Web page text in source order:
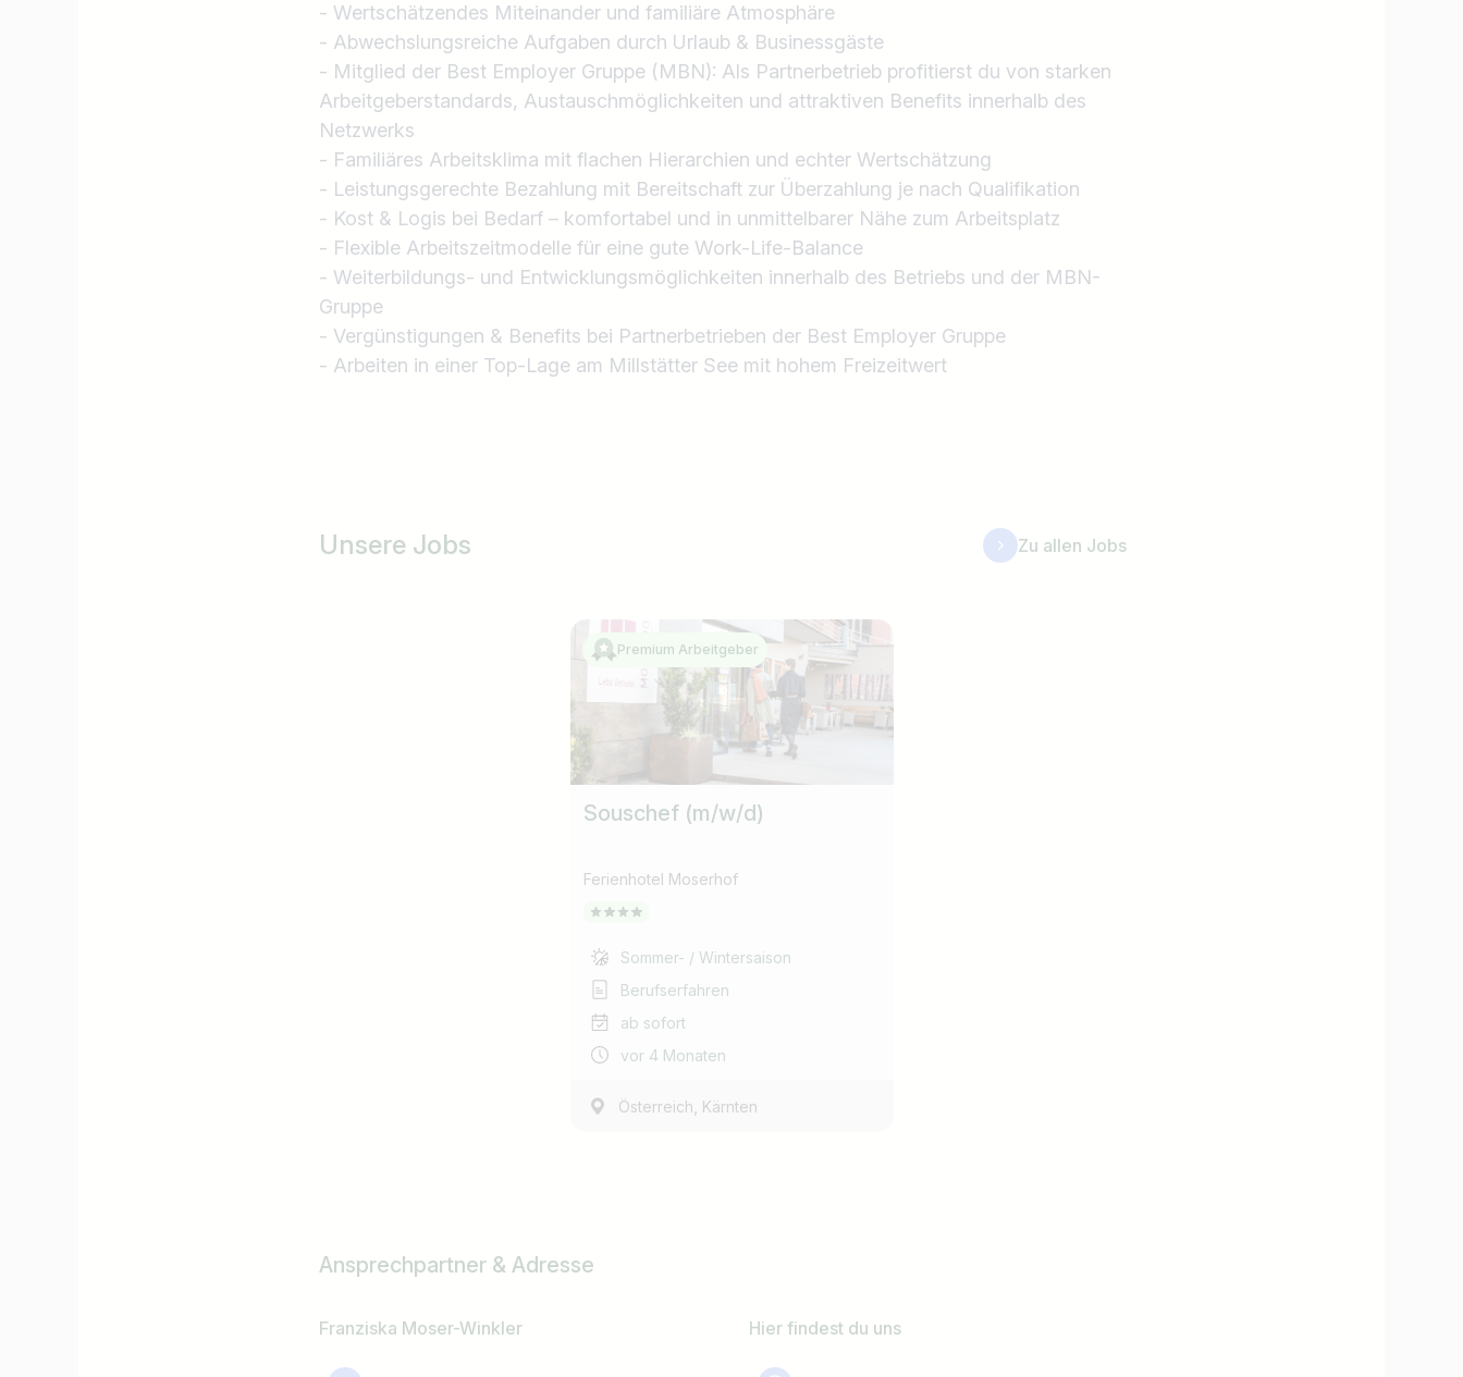
- Wertschätzendes Miteinander und familiäre Atmosphäre
- Abwechslungsreiche Aufgaben durch Urlaub & Businessgäste
- Mitglied der Best Employer Gruppe (MBN): Als Partnerbetrieb profitierst du von starken
Arbeitgeberstandards, Austauschmöglichkeiten und attraktiven Benefits innerhalb des
Netzwerks
- Familiäres Arbeitsklima mit flachen Hierarchien und echter Wertschätzung
- Leistungsgerechte Bezahlung mit Bereitschaft zur Überzahlung je nach Qualifikation
- Kost & Logis bei Bedarf – komfortabel und in unmittelbarer Nähe zum Arbeitsplatz
- Flexible Arbeitszeitmodelle für eine gute Work-Life-Balance
- Weiterbildungs- und Entwicklungsmöglichkeiten innerhalb des Betriebs und der MBN-
Gruppe
- Vergünstigungen & Benefits bei Partnerbetrieben der Best Employer Gruppe
- Arbeiten in einer Top-Lage am Millstätter See mit hohem Freizeitwert
Unsere Jobs Zu allen Jobs
Premium Arbeitgeber
Souschef (m/w/d)
Ferienhotel Moserhof
Sommer- / Wintersaison
Berufserfahren
ab sofort
vor 4 Monaten
Österreich, Kärnten
Ansprechpartner & Adresse
Franziska Moser-Winkler Hier findest du uns